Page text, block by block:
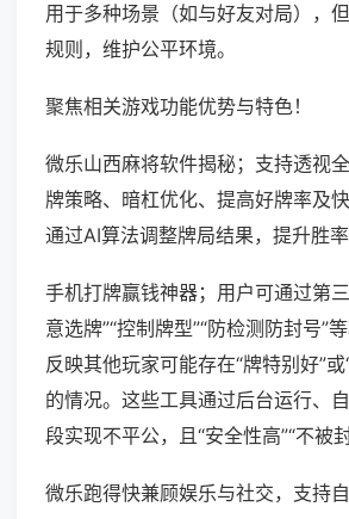
用于多种场景（如与好友对局），
规则，维护公平环境。
聚焦相关游戏功能优势与特色！
微乐山西麻将软件揭秘；支持透视
牌策略、暗杠优化、提高好牌率及
通过AI算法调整牌局结果，提升胜率
手机打牌赢钱神器；用户可通过第
意选牌”“控制牌型”“防检测防封号”
反映其他玩家可能存在“牌特别好”
的情况。这些工具通过后台运行、
段实现不平公，且“安全性高”“不被封
微乐跑得快兼顾娱乐与社交，支持自